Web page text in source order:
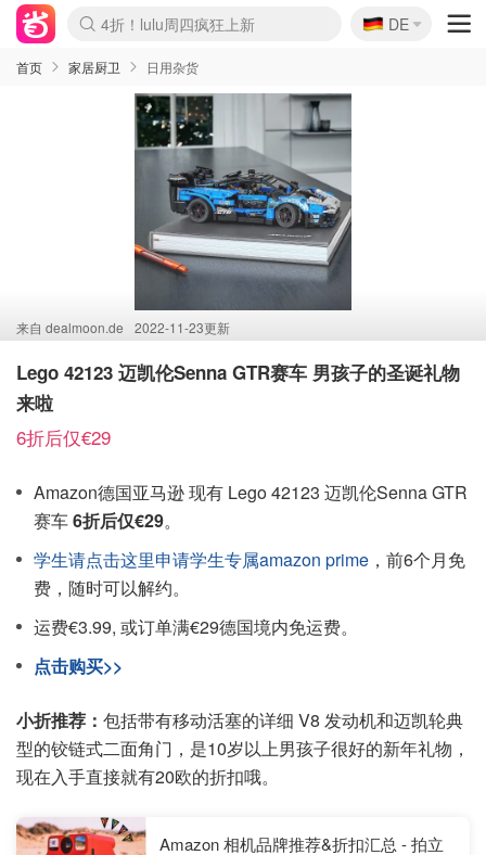
Boticinal 夏促开抢！
4折！lulu周四疯狂上新
还没结束！&OtherStories大促
Joybuy变相75折 随时失效
速领！Stanley独家85折
疑似霸哥！Camper额外叠85折
Zalando 奥莱闪促！每日更新
Moncler反季囤！5折起+叠9折
Coach Brooklyn仅€192
🇩🇪
DE
首页 家居厨卫 日用杂货
来自 dealmoon.de 2022-11-23更新
Lego 42123 迈凯伦Senna GTR赛车 男孩子的圣诞礼物
来啦
6折后仅€29
Amazon德国亚马逊 现有 Lego 42123 迈凯伦Senna GTR
赛车6折后仅€29。
学生请点击这里申请学生专属amazon prime ，前6个月免
费，随时可以解约。
运费€3.99, 或订单满€29德国境内免运费。
点击购买>>
小折推荐： 包括带有移动活塞的详细 V8 发动机和迈凯轮典
型的铰链式二面角门，是10岁以上男孩子很好的新年礼物，
现在入手直接就有20欧的折扣哦。
Amazon 相机品牌推荐&折扣汇总 - 拍立